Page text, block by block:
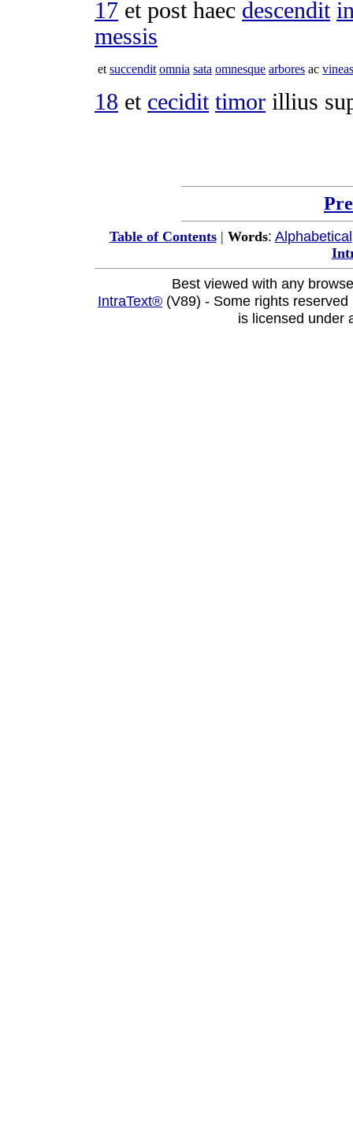
17 et post haec descendit
messis
et succendit omnia sata omnesque arbores ac vineas
18 et cecidit timor illius
Table of Contents| Words: Alphabetical
Best viewed with any
IntraText® (V89) - Some rights
is licensed under